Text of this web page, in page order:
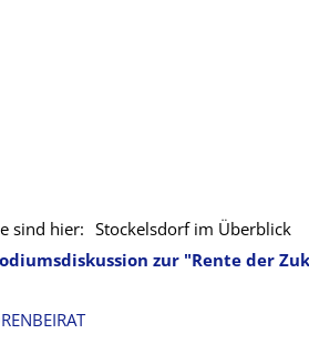
sind hier: Stockelsdorf im Überblick
zur "Rente der